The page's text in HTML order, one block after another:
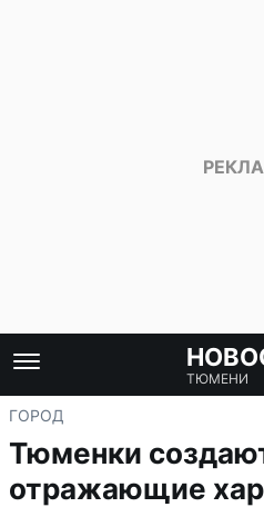
ТЮМЕНИ
ГОРОД
Тюменки
отражающие